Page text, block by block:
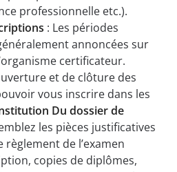
professionnelle etc.).
: Les périodes
annoncées sur
certificateur.
et de clôture des
vous inscrire dans les
Du dossier de
les pièces justificatives
règlement de l’examen
copies de diplômes,